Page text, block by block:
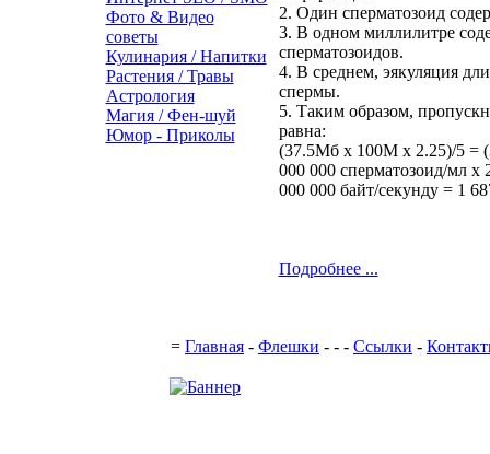
Фото & Видео
советы
Кулинария / Напитки
Растения / Травы
Астрология
Магия / Фен-шуй
Юмор - Приколы
2. Один сперматозоид
3. В одном миллилитре
сперматозоидов.
4. В среднем, эякуляция
спермы.
5. Таким образом,
равна:
(37.5Мб x 100M x 2.25)/5 =
000 000 сперматозоид/мл x
000 000 байт/секунду = 1
Подробнее ...
= Главная - Флешки - - - Ссылки -